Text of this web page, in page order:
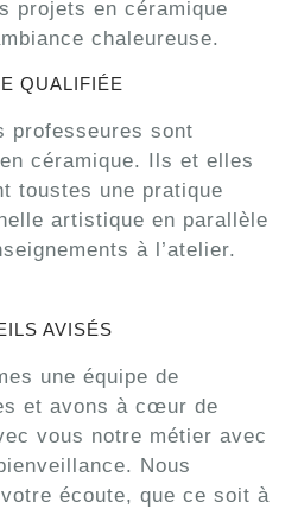
projets en céramique
chaleureuse.
QUALIFIÉE
professeures sont
céramique. Ils et elles
toustes une pratique
artistique en parallèle
à l’atelier.
AVISÉS
une équipe de
et avons à cœur de
vous notre métier avec
Nous
écoute, que ce soit à